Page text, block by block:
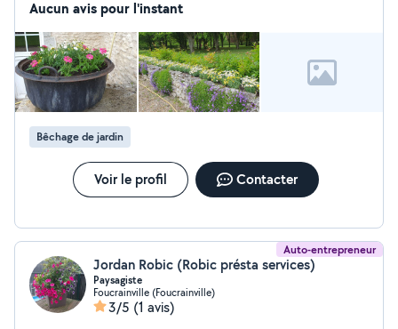
Aucun avis pour l'instant
Bêchage de jardin
Voir le profil Contacter
Auto-entrepreneur
Jordan Robic (Robic présta services)
Paysagiste
Foucrainville (Foucrainville)
3/5 (1 avis)